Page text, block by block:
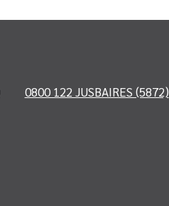
0800 122 JUSBAIRES (5872)